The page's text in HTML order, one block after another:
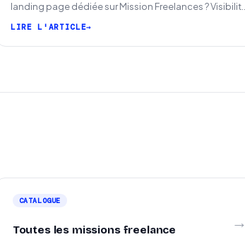
landing page dédiée sur Mission Freelances ? Visibilité
LIRE L'ARTICLE
CATALOGUE
Toutes les missions freelance
→